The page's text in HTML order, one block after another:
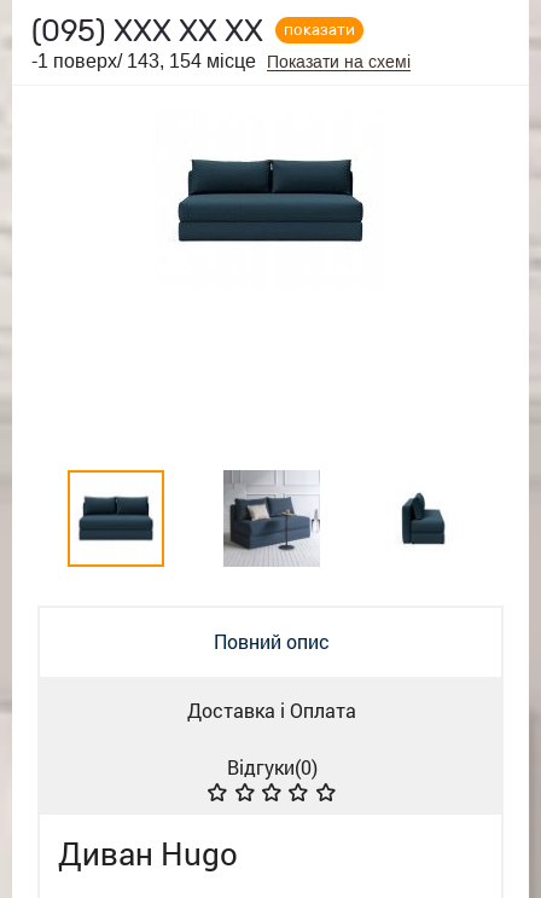
(095) ХХХ ХХ ХХ
показати
-1 поверх/ 143, 154 місце
Показати на схемі
Повний опис
Доставка і Оплата
Відгуки(0)
Диван Hugo